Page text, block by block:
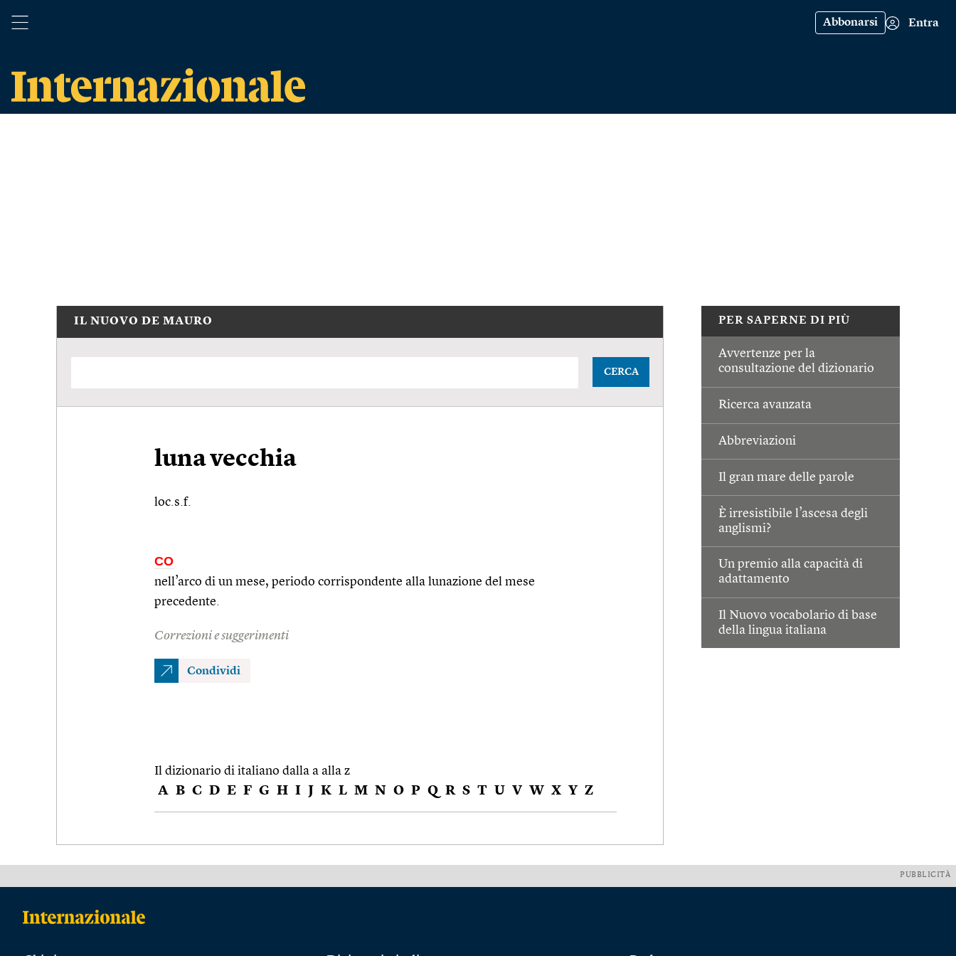
Abbonarsi Entra
PER SAPERNE DI PIÙ
Avvertenze per la
consultazione del dizionario
Ricerca avanzata
Abbreviazioni
Il gran mare delle parole
È irresistibile l’ascesa degli
anglismi?
Un premio alla capacità di
adattamento
Il Nuovo vocabolario di base
della lingua italiana
IL NUOVO DE MAURO
CERCA
luna vecchia
loc.s.f.
CO
nell’arco di un mese, periodo corrispondente alla lunazione del mese
precedente.
Correzioni e suggerimenti
Condividi
Il dizionario di italiano dalla a alla z
A B C D E F G H I J K L M N O P Q R S T U V W X Y Z
PUBBLICITÀ